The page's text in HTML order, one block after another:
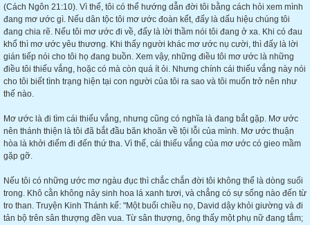
(Cách Ngôn 21:10). Vì thế, tôi có thể hướng dẫn đời tôi bằng cách hỏi xem mình
đang mơ ước gì. Nếu dân tộc tôi mơ ước đoàn kết, đấy là dấu hiệu chúng tôi
đang chia rẽ. Nếu tôi mơ ước đi về, đấy là lời thầm nói tôi đang ở xa. Khi có đau
khổ thì mơ ước yêu thương. Khi thấy người khác mơ ước nụ cười, thì đấy là lời
gián tiếp nói cho tôi họ đang buồn. Xem vậy, những điều tôi mơ ước là những
điều tôi thiếu vắng, hoặc có mà còn quá ít ỏi. Nhưng chính cái thiếu vắng này nói
cho tôi biết tình trạng hiện tại con người của tôi ra sao và tôi muốn trở nên như
thế nào.
Mơ ước là đi tìm cái thiếu vắng, nhưng cũng có nghĩa là đang bắt gặp. Mơ ước
nên thánh thiện là tôi đã bắt đầu băn khoăn về tội lỗi của mình. Mơ ước thuận
hòa là khởi điểm đi đến thứ tha. Vì thế, cái thiếu vắng của mơ ước có gieo mầm
gặp gỡ.
Nếu tôi có những ước mơ ngàu đục thì chắc chắn đời tôi không thể là dòng suối
trong. Khô cằn không nảy sinh hoa lá xanh tươi, và chẳng có sự sống nào đến từ
tro than. Truyện Kinh Thánh kể: "Một buổi chiều nọ, David dậy khỏi giường và đi
tản bộ trên sân thượng đền vua. Từ sân thượng, ông thấy một phụ nữ đang tắm;